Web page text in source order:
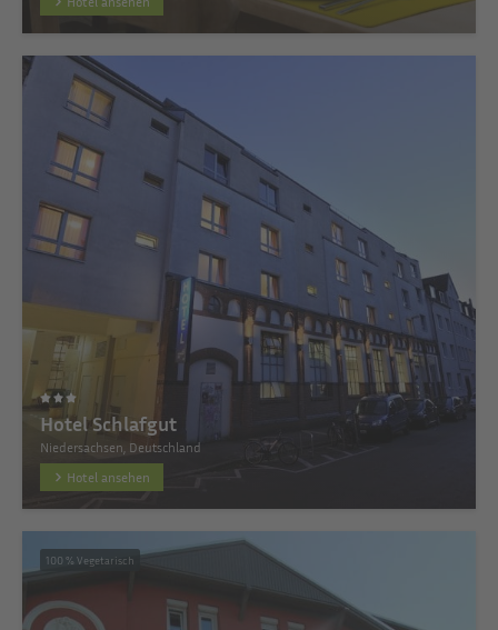
Hotel Schlafgut
Niedersachsen, Deutschland
Hotel ansehen
100 % Vegetarisch